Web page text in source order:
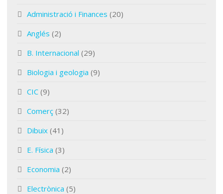
Administració i Finances (20)
Anglés (2)
B. Internacional (29)
Biologia i geologia (9)
CIC (9)
Comerç (32)
Dibuix (41)
E. Física (3)
Economia (2)
Electrònica (5)